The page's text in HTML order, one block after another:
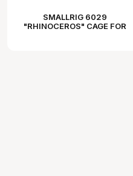
SMALLRIG 6029
"RHINOCEROS" CAGE FOR